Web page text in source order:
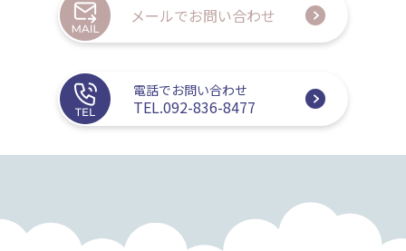
メールでお問い合わせ
電話でお問い合わせ
TEL.092-836-8477